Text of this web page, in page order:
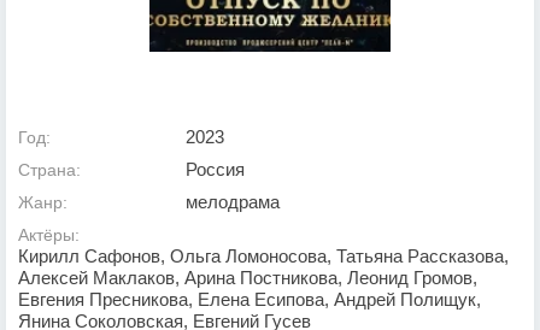
Год: 2023
Страна: Россия
Жанр: мелодрама
Актёры:
Кирилл Сафонов, Ольга Ломоносова, Татьяна Рассказова,
Алексей Маклаков, Арина Постникова, Леонид Громов,
Евгения Пресникова, Елена Есипова, Андрей Полищук,
Янина Соколовская, Евгений Гусев